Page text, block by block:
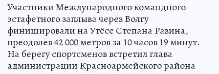
Участники Международного командного
эстафетного заплыва через Волгу
финишировали на Утёсе Степана Разина,
преодолев 42 000 метров за 10 часов 19 минут.
На берегу спортсменов встретил глава
администрации Красноармейского района